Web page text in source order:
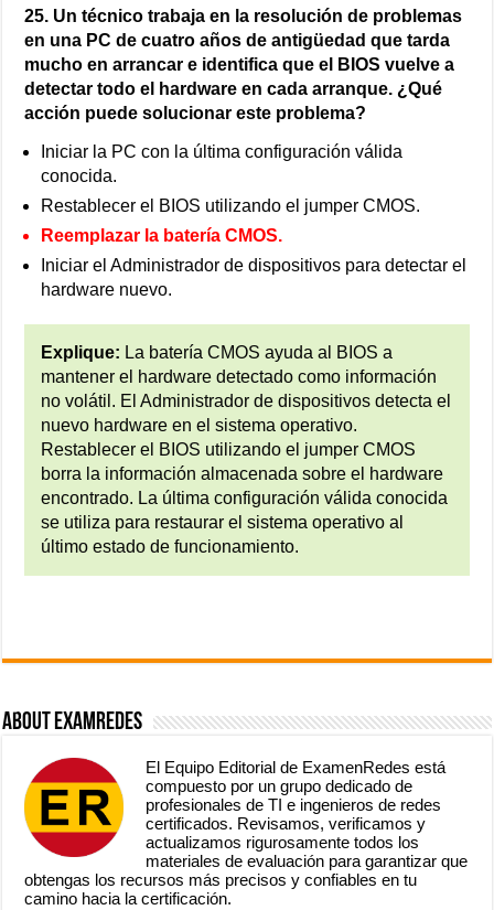
25. Un técnico trabaja en la resolución de problemas
en una PC de cuatro años de antigüedad que tarda
mucho en arrancar e identifica que el BIOS vuelve a
detectar todo el hardware en cada arranque. ¿Qué
acción puede solucionar este problema?
Iniciar la PC con la última configuración válida
conocida.
Restablecer el BIOS utilizando el jumper CMOS.
Reemplazar la batería CMOS.
Iniciar el Administrador de dispositivos para detectar el
hardware nuevo.
Explique: La batería CMOS ayuda al BIOS a
mantener el hardware detectado como información
no volátil. El Administrador de dispositivos detecta el
nuevo hardware en el sistema operativo.
Restablecer el BIOS utilizando el jumper CMOS
borra la información almacenada sobre el hardware
encontrado. La última configuración válida conocida
se utiliza para restaurar el sistema operativo al
último estado de funcionamiento.
About ExamRedes
El Equipo Editorial de ExamenRedes está
compuesto por un grupo dedicado de
profesionales de TI e ingenieros de redes
certificados. Revisamos, verificamos y
actualizamos rigurosamente todos los
materiales de evaluación para garantizar que
obtengas los recursos más precisos y confiables en tu
camino hacia la certificación.